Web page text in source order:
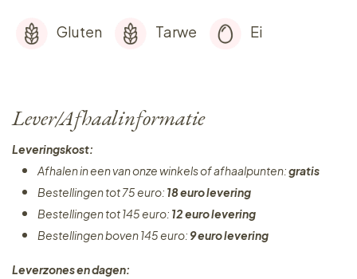
Gluten Tarwe Ei
Lever/Afhaalinformatie
Leveringskost:
Afhalen in een van onze winkels of afhaalpunten:gratis
Bestellingen tot 75 euro: 18 euro levering
Bestellingen tot 145 euro: 12 euro levering
Bestellingen boven 145 euro: 9 euro levering
Leverzones en dagen: